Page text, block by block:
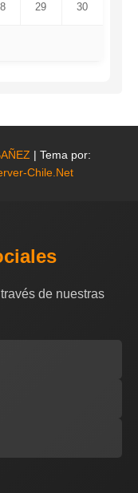
29 30
| Tema por:
Chile.Net
de nuestras